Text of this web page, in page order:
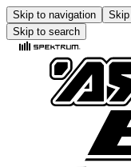
Skip to navigation
Skip to search